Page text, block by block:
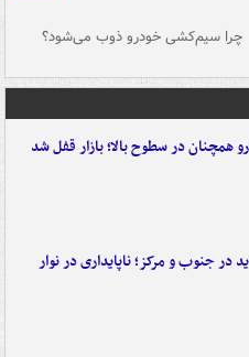
چرا سیم‌کشی خودرو ذوب می‌شود؟
همچنان در سطوح بالا؛ بازار قفل شد
در جنوب و مرکز؛ ناپایداری در نوار